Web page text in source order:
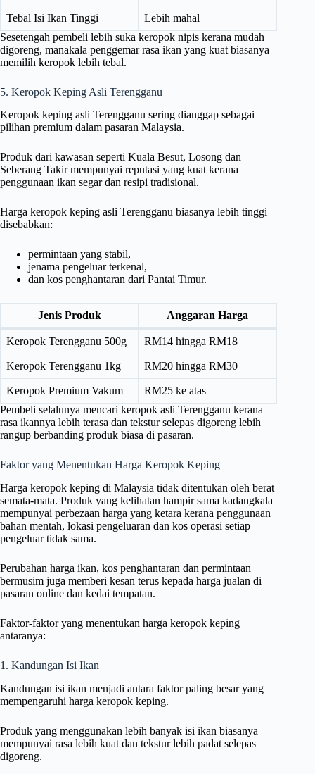
Tebal Isi Ikan Tinggi
Lebih mahal
Sesetengah pembeli lebih suka keropok nipis kerana mudah
digoreng, manakala penggemar rasa ikan yang kuat biasanya
memilih keropok lebih tebal.
5. Keropok Keping Asli Terengganu
Keropok keping asli Terengganu sering dianggap sebagai
pilihan premium dalam pasaran Malaysia.
Produk dari kawasan seperti Kuala Besut, Losong dan
Seberang Takir mempunyai reputasi yang kuat kerana
penggunaan ikan segar dan resipi tradisional.
Harga keropok keping asli Terengganu biasanya lebih tinggi
disebabkan:
permintaan yang stabil,
jenama pengeluar terkenal,
dan kos penghantaran dari Pantai Timur.
Jenis Produk Anggaran Harga
Keropok Terengganu 500g RM14 hingga RM18
Keropok Terengganu 1kg RM20 hingga RM30
Keropok Premium Vakum
RM25 ke atas
Pembeli selalunya mencari keropok asli Terengganu kerana
rasa ikannya lebih terasa dan tekstur selepas digoreng lebih
rangup berbanding produk biasa di pasaran.
Faktor yang Menentukan Harga Keropok Keping
Harga keropok keping di Malaysia tidak ditentukan oleh berat
semata-mata. Produk yang kelihatan hampir sama kadangkala
mempunyai perbezaan harga yang ketara kerana penggunaan
bahan mentah, lokasi pengeluaran dan kos operasi setiap
pengeluar tidak sama.
Perubahan harga ikan, kos penghantaran dan permintaan
bermusim juga memberi kesan terus kepada harga jualan di
pasaran online dan kedai tempatan.
Faktor-faktor yang menentukan harga keropok keping
antaranya:
1. Kandungan Isi Ikan
Kandungan isi ikan menjadi antara faktor paling besar yang
mempengaruhi harga keropok keping.
Produk yang menggunakan lebih banyak isi ikan biasanya
mempunyai rasa lebih kuat dan tekstur lebih padat selepas
digoreng.